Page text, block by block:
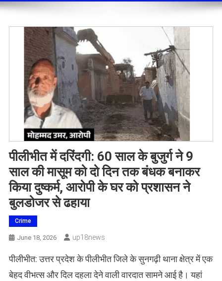
पीलीभीत में दरिंदगी: 60 साल के बुजुर्ग ने 9
साल की मासूम को दो दिन तक बंधक बनाकर
किया दुष्कर्म, आरोपी के घर को प्रशासन ने
बुलडोजर से ढहाया
Crime
June 18, 2026 Up18news
पीलीभीत: उत्तर प्रदेश के पीलीभीत जिले के सुनगढ़ी थाना क्षेत्र में एक
बेहद वीभत्स और दिल दहला देने वाली वारदात सामने आई है। यहां